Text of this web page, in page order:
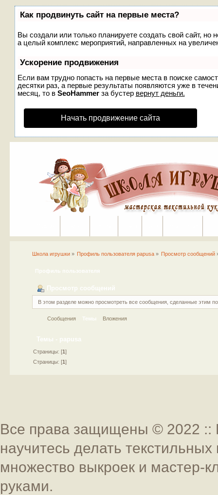
Как продвинуть сайт на первые места?
Вы создали или только планируете создать свой сайт, но
а целый комплекс мероприятий, направленных на
Ускорение продвижения
Если вам трудно попасть на первые места в поиске
десятки раз, а первые результаты появляются уже в
месяц, то в SeoHammerза бустер вернут деньги.
Начать продвижение сайта
Школа игрушки» Профиль пользователя papusa » Просмотр сообщений
Профиль пользователя
Просмотр сообщений
В этом разделе можно просмотреть все сообщения, сделанные этим
Сообщения Темы Вложения
Темы - papusa
Страницы: [1]
Страницы: [1]
Все права защищены © 2022
научитесь делать
множество выкроек и мастер-
руками.